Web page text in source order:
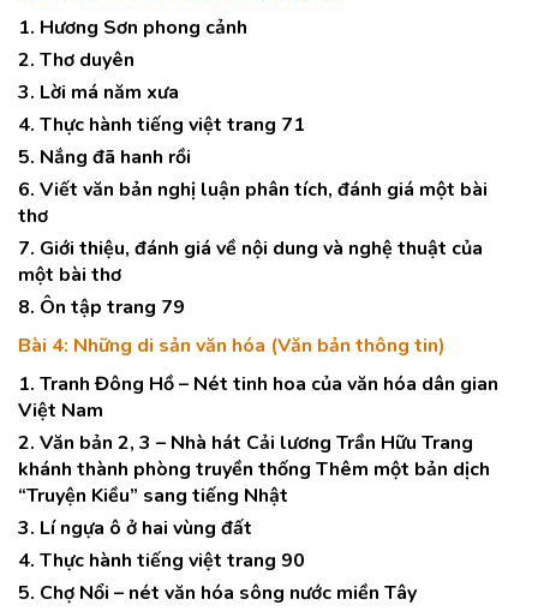
1. Hương Sơn phong cảnh
2. Thơ duyên
3. Lời má năm xưa
4. Thực hành tiếng việt trang 71
5. Nắng đã hanh rồi
6. Viết văn bản nghị luận phân tích, đánh giá một bài
thơ
7. Giới thiệu, đánh giá về nội dung và nghệ thuật của
một bài thơ
8. Ôn tập trang 79
Bài 4: Những di sản văn hóa (Văn bản thông tin)
1. Tranh Đông Hồ – Nét tinh hoa của văn hóa dân gian
Việt Nam
2. Văn bản 2, 3 – Nhà hát Cải lương Trần Hữu Trang
khánh thành phòng truyền thống Thêm một bản dịch
“Truyện Kiều” sang tiếng Nhật
3. Lí ngựa ô ở hai vùng đất
4. Thực hành tiếng việt trang 90
5. Chợ Nổi – nét văn hóa sông nước miền Tây